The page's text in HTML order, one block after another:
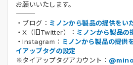
お願いいたします。
・ブログ： ミノンから製品の提供をい
・X（旧Twitter）： ミノンから製品の
・Instagram： ミノンから製品の提供
イアップタグの設定
※タイアップタグアカウント：